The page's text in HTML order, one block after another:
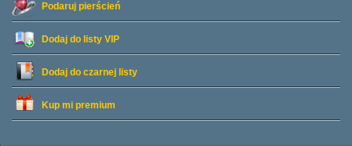
Podaruj pierścień
Dodaj do listy VIP
Dodaj do czarnej listy
Kup mi premium